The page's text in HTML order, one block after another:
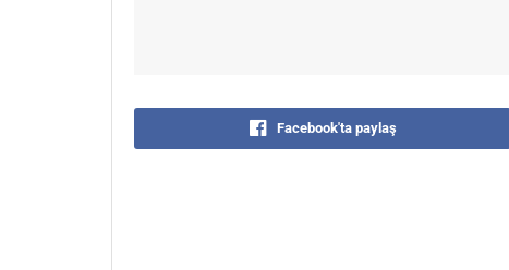
Facebook'ta paylaş